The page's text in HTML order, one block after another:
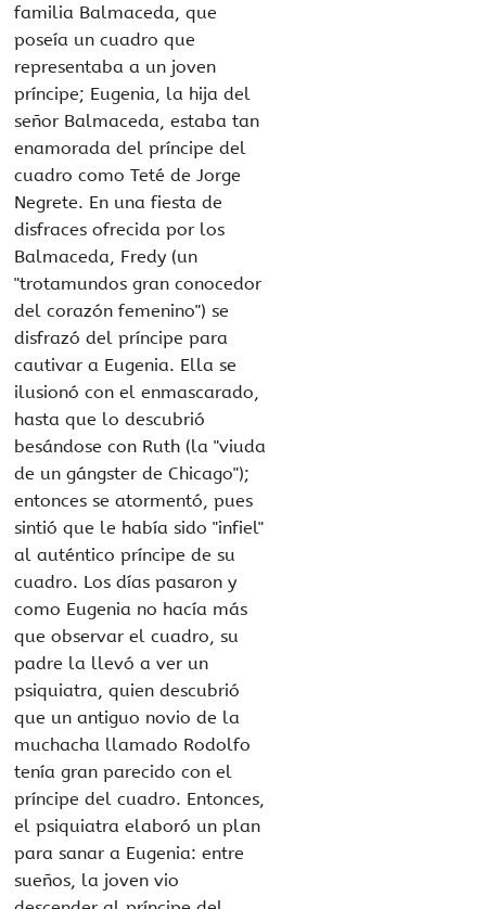
familia Balmaceda, que
poseía un cuadro que
representaba a un joven
príncipe; Eugenia, la hija del
señor Balmaceda, estaba tan
enamorada del príncipe del
cuadro como Teté de Jorge
Negrete. En una fiesta de
disfraces ofrecida por los
Balmaceda, Fredy (un
"trotamundos gran conocedor
del corazón femenino") se
disfrazó del príncipe para
cautivar a Eugenia. Ella se
ilusionó con el enmascarado,
hasta que lo descubrió
besándose con Ruth (la "viuda
de un gángster de Chicago");
entonces se atormentó, pues
sintió que le había sido "infiel"
al auténtico príncipe de su
cuadro. Los días pasaron y
como Eugenia no hacía más
que observar el cuadro, su
padre la llevó a ver un
psiquiatra, quien descubrió
que un antiguo novio de la
muchacha llamado Rodolfo
tenía gran parecido con el
príncipe del cuadro. Entonces,
el psiquiatra elaboró un plan
para sanar a Eugenia: entre
sueños, la joven vio